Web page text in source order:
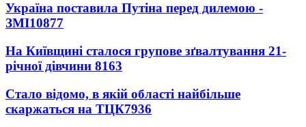
Україна поставила Путіна перед дилемою -
ЗМІ10877
На Київщині сталося групове зґвалтування 21-
річної дівчини 8163
Стало відомо, в якій області найбільше
скаржаться на ТЦК7936